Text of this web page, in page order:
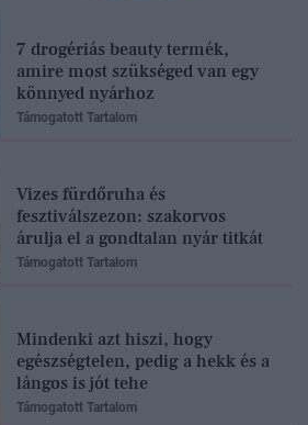
7 drogériás beauty termék,
amire most szükséged van egy
könnyed nyárhoz
Támogatott Tartalom
Vizes fürdőruha és
fesztiválszezon: szakorvos
árulja el a gondtalan nyár titkát
Támogatott Tartalom
Mindenki azt hiszi, hogy
egészségtelen, pedig a hekk és a
lángos is jót tehe
Támogatott Tartalom